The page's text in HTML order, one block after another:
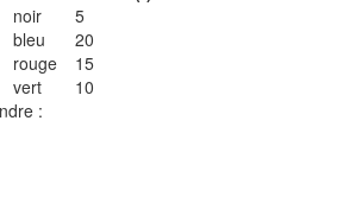
noir
5
bleu
20
rouge
15
vert
10
: